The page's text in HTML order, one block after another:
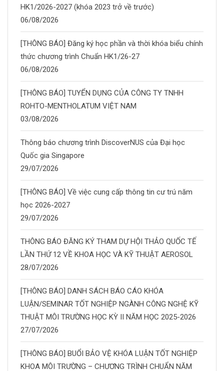
HK1/2026-2027 (khóa 2023 trở về trước)
06/08/2026
[THÔNG BÁO] Đăng ký học phần và thời khóa biểu chính
thức chương trình Chuẩn HK1/26-27
06/08/2026
[THÔNG BÁO] TUYỂN DỤNG CỦA CÔNG TY TNHH
ROHTO-MENTHOLATUM VIỆT NAM
03/08/2026
Thông báo chương trình DiscoverNUS của Đại học
Quốc gia Singapore
29/07/2026
[THÔNG BÁO] Về việc cung cấp thông tin cư trú năm
học 2026-2027
29/07/2026
THÔNG BÁO ĐĂNG KÝ THAM DỰ HỘI THẢO QUỐC TẾ
LẦN THỨ 12 VỀ KHOA HỌC VÀ KỸ THUẬT AEROSOL
28/07/2026
[THÔNG BÁO] DANH SÁCH BÁO CÁO KHÓA
LUẬN/SEMINAR TỐT NGHIỆP NGÀNH CÔNG NGHỆ KỸ
THUẬT MÔI TRƯỜNG HỌC KỲ II NĂM HỌC 2025-2026
27/07/2026
[THÔNG BÁO] BUỔI BẢO VỆ KHÓA LUẬN TỐT NGHIỆP
KHOA MÔI TRƯỜNG – CHƯƠNG TRÌNH CHUẨN NĂM